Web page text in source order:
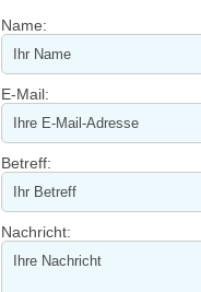
Name:
E-Mail:
Betreff:
Nachricht: